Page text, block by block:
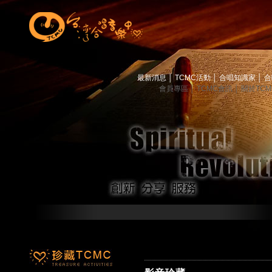
最新消息 TCMC活動│ 合唱知識家│
會員專區│ TCMC會訊│ 關於